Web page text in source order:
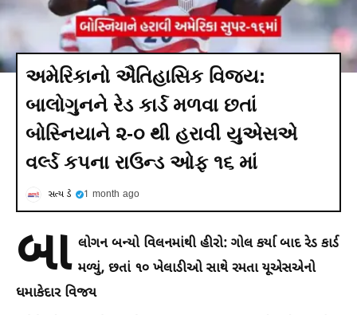
અમેરિકાનો ઐતિહાસિક વિજય:
બાલોગુનને રેડ કાર્ડ મળવા છતાં
બોસ્નિયાને ૨-૦ થી હરાવી યુએસએ
વર્લ્ડ કપના રાઉન્ડ ઓફ ૧૬ માં
સત્ય ડે 1 month ago
બા લોગન બન્યો વિલનમાંથી હીરો: ગોલ કર્યા બાદ રેડ કાર્ડ
મળ્યું, છતાં ૧૦ ખેલાડીઓ સાથે રમતા યૂએસએનો
ધમાકેદાર વિજય